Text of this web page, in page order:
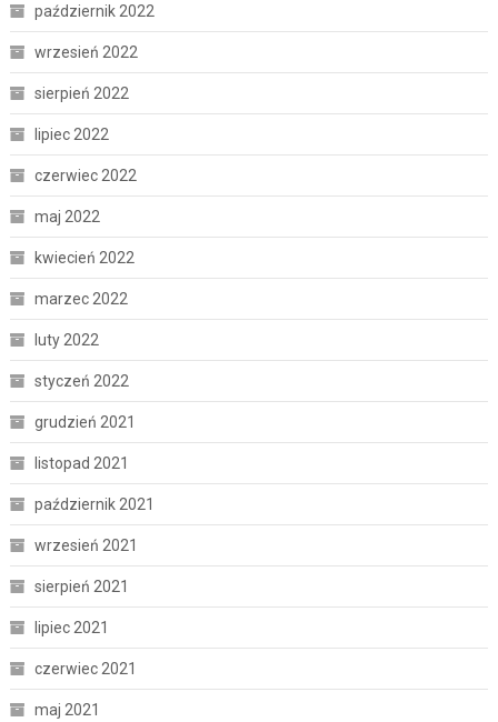
październik 2022
wrzesień 2022
sierpień 2022
lipiec 2022
czerwiec 2022
maj 2022
kwiecień 2022
marzec 2022
luty 2022
styczeń 2022
grudzień 2021
listopad 2021
październik 2021
wrzesień 2021
sierpień 2021
lipiec 2021
czerwiec 2021
maj 2021